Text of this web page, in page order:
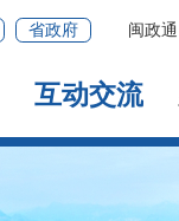
省政府 闽政通
互动交流